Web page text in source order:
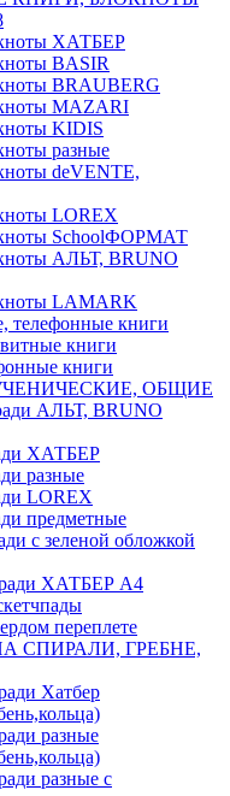
ХАТБЕР
BASIR
BRAUBERG
MAZARI
KIDIS
разные
deVENTE,
LOREX
SchoolФОРМАТ
АЛЬТ, BRUNO
LAMARK
телефонные книги
книги
книги
ОБЩИЕ
АЛЬТ, BRUNO
ХАТБЕР
разные
LOREX
предметные
с зеленой обложкой
ХАТБЕР А4
переплете
СПИРАЛИ, ГРЕБНЕ,
Хатбер
разные
разные с